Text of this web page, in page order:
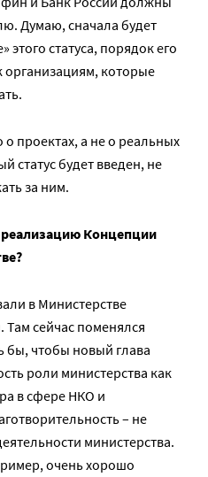
Думаю, сначала будет
этого статуса, порядок его
организациям, которые
о проектах, а не о реальных
статус будет введен, не
за ним.
Концепции
в Министерстве
Там сейчас поменялся
бы, чтобы новый глава
роли министерства как
в сфере НКО и
– не
министерства.
очень хорошо